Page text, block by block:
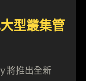
型叢集管
將推出全新